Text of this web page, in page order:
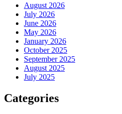
August 2026
July 2026
June 2026
May 2026
January 2026
October 2025
September 2025
August 2025
July 2025
Categories